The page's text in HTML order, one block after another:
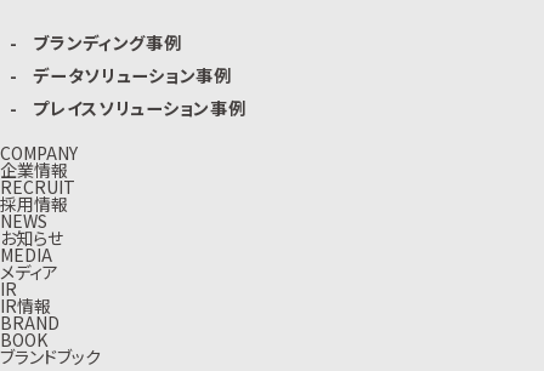
ブランディング事例
データソリューション事例
プレイスソリューション事例
COMPANY
企業情報
RECRUIT
採用情報
NEWS
お知らせ
MEDIA
メディア
IR
IR情報
BRAND
BOOK
ブランドブック